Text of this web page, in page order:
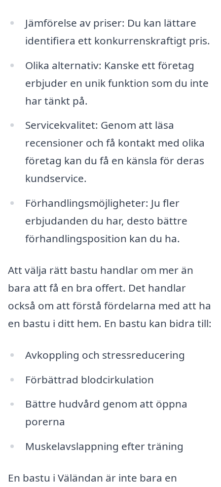
Jämförelse av priser: Du kan lättare
identifiera ett konkurrenskraftigt pris.
Olika alternativ: Kanske ett företag
erbjuder en unik funktion som du inte
har tänkt på.
Servicekvalitet: Genom att läsa
recensioner och få kontakt med olika
företag kan du få en känsla för deras
kundservice.
Förhandlingsmöjligheter: Ju fler
erbjudanden du har, desto bättre
förhandlingsposition kan du ha.
Att välja rätt bastu handlar om mer än
bara att få en bra offert. Det handlar
också om att förstå fördelarna med att ha
en bastu i ditt hem. En bastu kan bidra till:
Avkoppling och stressreducering
Förbättrad blodcirkulation
Bättre hudvård genom att öppna
porerna
Muskelavslappning efter träning
En bastu i Väländan är inte bara en